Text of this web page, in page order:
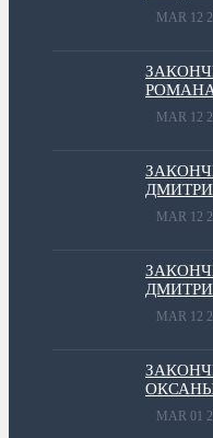
MAR 12
MAR 12
MAR 12
MAR 12
MAR 01